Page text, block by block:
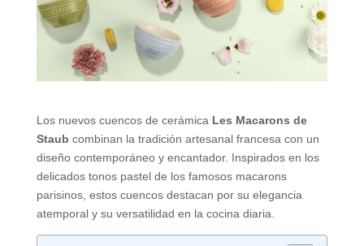
Los nuevos cuencos de cerámica Les Macarons de
Staub combinan la tradición artesanal francesa con un
diseño contemporáneo y encantador. Inspirados en los
delicados tonos pastel de los famosos macarons
parisinos, estos cuencos destacan por su elegancia
atemporal y su versatilidad en la cocina diaria.